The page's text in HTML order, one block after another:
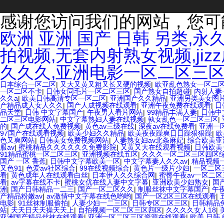
感谢您访问我们的网站，您
欧洲 亚洲 国产 日韩 另类,永
拍视频,无套内射熟女视频
久久久,亚洲电影一区二区三
日本综合一区二区| 又大又黄又粗又长又硬的视频| 欧亚乱色熟女一区二
一区二区不卡| 日韩女同毛片一区二区三区| 国产熟女自拍超碰| 内射人
久久a| 欧美日韩高清专区一区二区| 亚洲国产久久精品| 亚洲另类美女图
产精品成人女人久久 | 国产人成视频在线观看| 亚洲午夜免费在线观看|
品天堂| 日韩 中文字幕国产| 午夜男人看片网站| 99精品丰满人妻| 日韩
二区三区电影网站| 中文字幕熟妇人妻在线视频| 孰女乱色一区二区三区|
的| 国产成在线人免费视频| 黄色av三级在线| 深夜av在线免费看| 亚洲一
97国产在线观看视频| 欧美少妇久久精品| 欧美夜夜躁爽日日躁狠狠躁|
色又爽网站| 日韩美女免费视频网站| 人妻熟女妇av北条麻妃| 综合欧美
服av| 蜜桃精品久久久久久久免费影院| 又黄又大在线观看视频| 日韩欧
91精品蜜桃一区二区三区| 亚洲视频在线五区| 久久久一区二区三区四区
国产 一区 香蕉| 日韩中文字幕欧美一区| 中文字幕妻人久久av| 精品视频
又色91 | 色爱av社区综合| 99在线视频综合| 黄色片一级片少妇| 一区二区
看| 黄色成年人在线观看白丝| 日本伊人久久综合网| 蜜臀午夜av一区二区
看| av字幕在线不卡| 蜜桃女优在线人妻中文字幕| 亚洲欧美少妇熟女| 国
洲| 国产日韩精品一二三| 国产一区二区久久 | 制服丝袜中文字幕国产| 午
产精品粉嫩av| av激情中文字幕在线色哟哟| 国产一区2区三区在线观看|
电影| 91丝袜制服偷拍| 人妻少妇一二三区| 日韩专区二区三区| 日韩精品
站| 天天日天天操天天上| 自拍视频一区二区三区四区| 久久久久女人18|